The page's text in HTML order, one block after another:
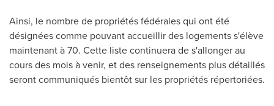
Ainsi, le nombre de propriétés fédérales qui ont été
désignées comme pouvant accueillir des logements s'élève
maintenant à 70. Cette liste continuera de s'allonger au
cours des mois à venir, et des renseignements plus détaillés
seront communiqués bientôt sur les propriétés répertoriées.